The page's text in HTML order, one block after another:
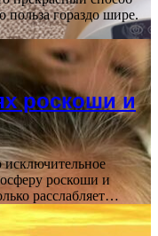
польза гораздо шире.
роскоши и
роскоши и
расслабляет…